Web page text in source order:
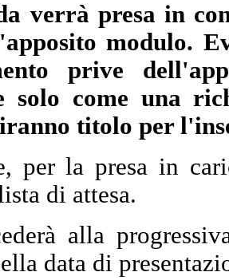
verrà presa in
modulo.
prive
solo come una
titolo per
per la presa in
di attesa.
alla
data di